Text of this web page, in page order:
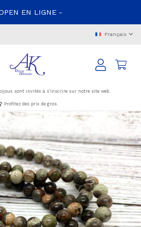
EN LIGNE -
Français
sont invités à s’inscrire sur notre site web.
Profitez des prix de gros.